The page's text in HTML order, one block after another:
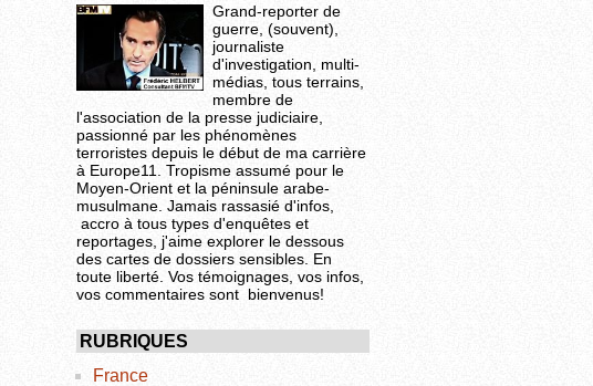
Grand-reporter de
guerre, (souvent),
journaliste
d'investigation, multi-
médias, tous terrains,
membre de
l'association de la presse judiciaire,
passionné par les phénomènes
terroristes depuis le début de ma carrière
à Europe11. Tropisme assumé pour le
Moyen-Orient et la péninsule arabe-
musulmane. Jamais rassasié d'infos,
accro à tous types d'enquêtes et
reportages, j'aime explorer le dessous
des cartes de dossiers sensibles. En
toute liberté. Vos témoignages, vos infos,
vos commentaires sont bienvenus!
RUBRIQUES
France